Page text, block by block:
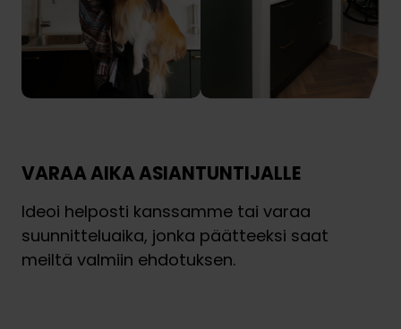
VARAA AIKA ASIANTUNTIJALLE
Ideoi helposti kanssamme tai varaa
suunnitteluaika, jonka päätteeksi saat
meiltä valmiin ehdotuksen.